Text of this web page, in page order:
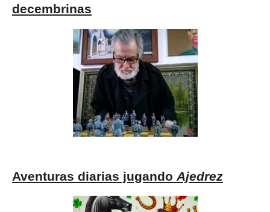
decembrinas
Aventuras diarias jugando Ajedrez